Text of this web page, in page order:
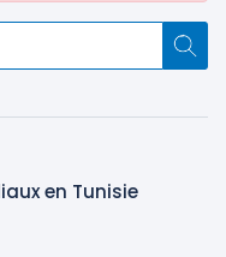
en Tunisie